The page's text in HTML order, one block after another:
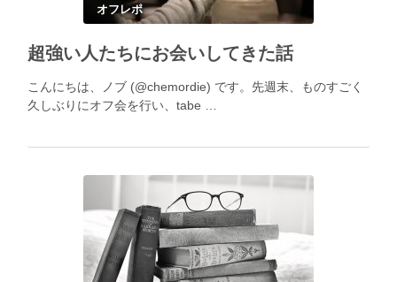
オフレポ
超強い人たちにお会いしてきた話
こんにちは、ノブ (@chemordie) です。先週末、ものすごく
久しぶりにオフ会を行い、tabe …